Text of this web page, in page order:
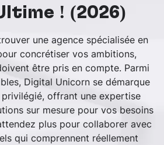
! (2026)
une agence spécialisée en
concrétiser vos ambitions,
être pris en compte. Parmi
Digital Unicorn se démarque
offrant une expertise
sur mesure pour vos besoins
plus pour collaborer avec
qui comprennent réellement